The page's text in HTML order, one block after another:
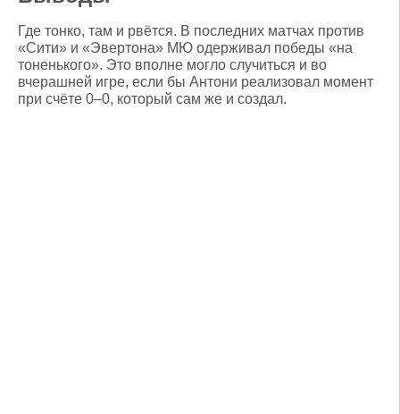
Где тонко, там и рвётся. В последних матчах против
«Сити» и «Эвертона» МЮ одерживал победы «на
тоненького». Это вполне могло случиться и во
вчерашней игре, если бы Антони реализовал момент
при счёте 0–0, который сам же и создал.